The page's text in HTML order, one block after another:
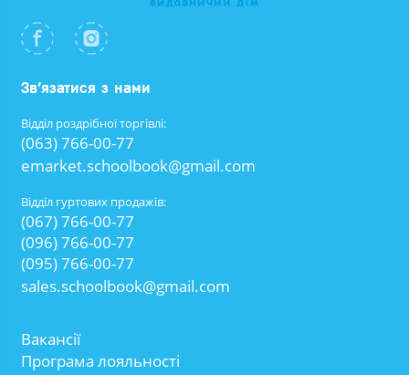
Зв’язатися з нами
Відділ роздрібної торгівлі:
(063) 766-00-77
emarket.schoolbook@gmail.com
Відділ гуртових продажів:
(067) 766-00-77
(096) 766-00-77
(095) 766-00-77
sales.schoolbook@gmail.com
Вакансії
Програма лояльності